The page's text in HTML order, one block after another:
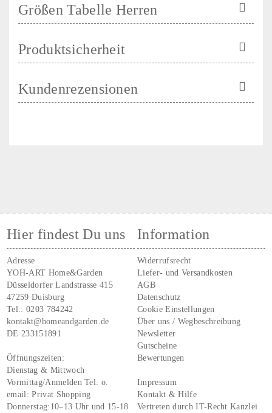
Größen Tabelle Herren
Produktsicherheit
Kundenrezensionen
Hier findest Du uns
Adresse
YOH-ART Home&Garden
Düsseldorfer Landstrasse 415
47259 Duisburg
Tel.:0203 784242
kontakt@homeandgarden.de
DE 233151891
Öffnungszeiten:
Dienstag & Mittwoch
Vormittag/Anmelden Tel. o.
email:Privat Shopping
Donnerstag:10–13 Uhr und 15-18
Information
Widerrufsrecht
Liefer- und Versandkosten
AGB
Datenschutz
Cookie Einstellungen
Über uns / Wegbeschreibung
Newsletter
Gutscheine
Bewertungen
Impressum
Kontakt & Hilfe
Vertreten durch IT-Recht Kanzlei